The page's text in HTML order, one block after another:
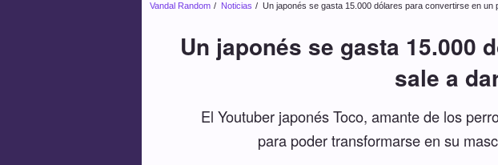
Vandal Random Noticias Un japonés se gasta 15.000 dólares para convertirse en
Un japonés se gasta 15.000
sale a
El Youtuber japonés Toco, amante de los
para poder transformarse en su